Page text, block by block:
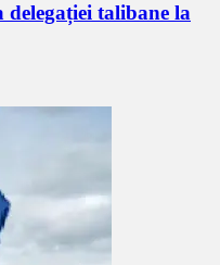
talibane la